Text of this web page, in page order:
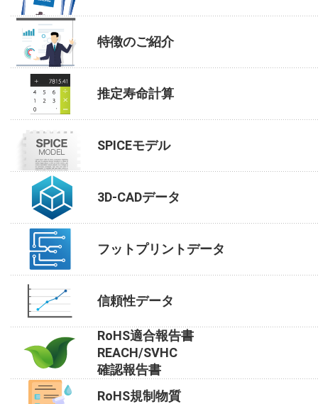
特徴のご紹介
推定寿命計算
SPICEモデル
3D-CADデータ
フットプリントデータ
信頼性データ
RoHS適合報告書
REACH/SVHC
確認報告書
RoHS規制物質